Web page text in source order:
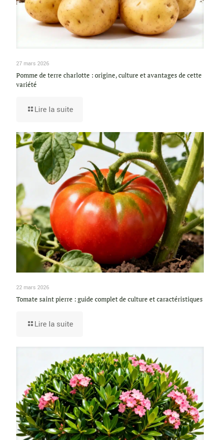
27 mars 2026
Pomme de terre charlotte : origine, culture et avantages de cette
variété
Lire la suite
22 mars 2026
Tomate saint pierre : guide complet de culture et caractéristiques
Lire la suite